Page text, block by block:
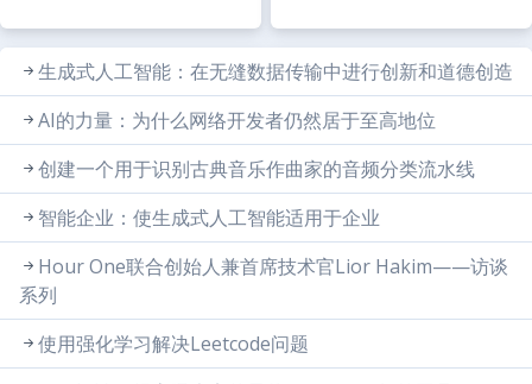
生成式人工智能：在无缝数据传输中进行创新和道德创造
AI的力量：为什么网络开发者仍然居于至高地位
创建一个用于识别古典音乐作曲家的音频分类流水线
智能企业：使生成式人工智能适用于企业
Hour One联合创始人兼首席技术官Lior Hakim——访谈
系列
使用强化学习解决Leetcode问题